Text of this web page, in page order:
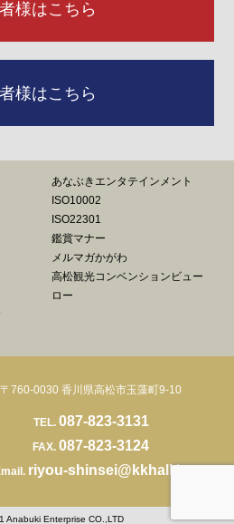
様はこちら
様はこちら
あなぶきエンタテインメント
ISO10002
ISO22301
鑑賞マナー
メルマガかがわ
高松観光コンベンションビュー
ロー
〒760-0030 香川県高松市玉藻町9-10
TEL. 087-823-3131
FAX.087-823-3124
riyou-shinsei@kkhall.jp
Anabuki Enterprise CO.,LTD